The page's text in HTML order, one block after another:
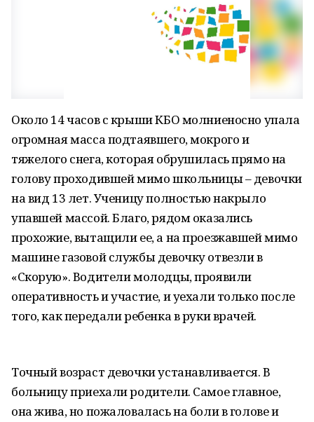
Около 14 часов с крыши КБО молниеносно упала
огромная масса подтаявшего, мокрого и
тяжелого снега, которая обрушилась прямо на
голову проходившей мимо школьницы – девочки
на вид 13 лет. Ученицу полностью накрыло
упавшей массой. Благо, рядом оказались
прохожие, вытащили ее, а на проезжавшей мимо
машине газовой службы девочку отвезли в
«Скорую». Водители молодцы, проявили
оперативность и участие, и уехали только после
того, как передали ребенка в руки врачей.
Точный возраст девочки устанавливается. В
больницу приехали родители. Самое главное,
она жива, но пожаловалась на боли в голове и